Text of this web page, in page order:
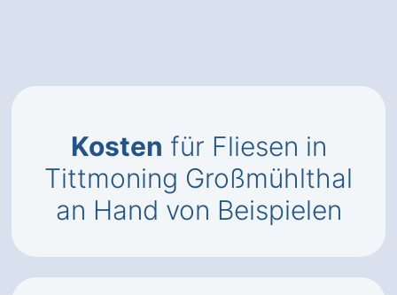
Kosten für Fliesen in
Tittmoning Großmühlthal
an Hand von Beispielen